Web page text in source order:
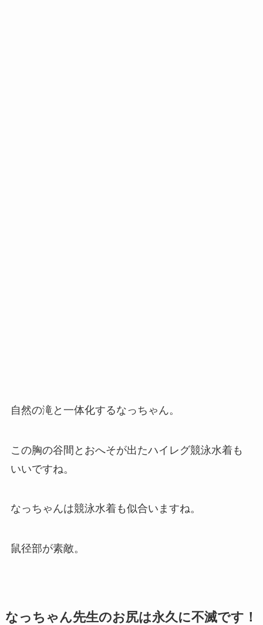
自然の滝と一体化するなっちゃん。
この胸の谷間とおへそが出たハイレグ競泳水着も
いいですね。
なっちゃんは競泳水着も似合いますね。
鼠径部が素敵。
なっちゃん先生のお尻は永久に不滅です！